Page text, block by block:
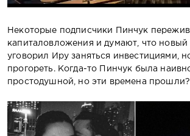
Некоторые подписчики Пинчук
капиталовложения и думают, что
уговорил Иру заняться инвестициями,
прогореть. Когда-то Пинчук была
простодушной, но эти времена прошли?